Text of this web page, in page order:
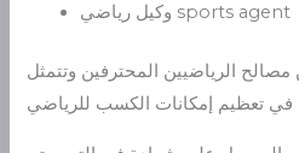
وكيل رياضي sports agent
مصالح الرياضيين المحترفين وتتمثل